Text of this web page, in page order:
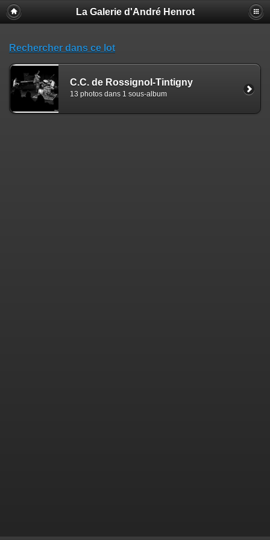
La Galerie d'André Henrot
Rechercher dans ce lot
C.C. de Rossignol-Tintigny
13 photos dans 1 sous-album